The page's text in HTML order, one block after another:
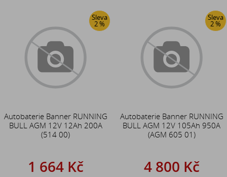
Sleva
2 %
Autobaterie Banner RUNNING
BULL AGM 12V 12Ah 200A
(514 00)
1 664 Kč
Sleva
2 %
Autobaterie Banner RUNNING
BULL AGM 12V 105Ah 950A
(AGM 605 01)
4 800 Kč